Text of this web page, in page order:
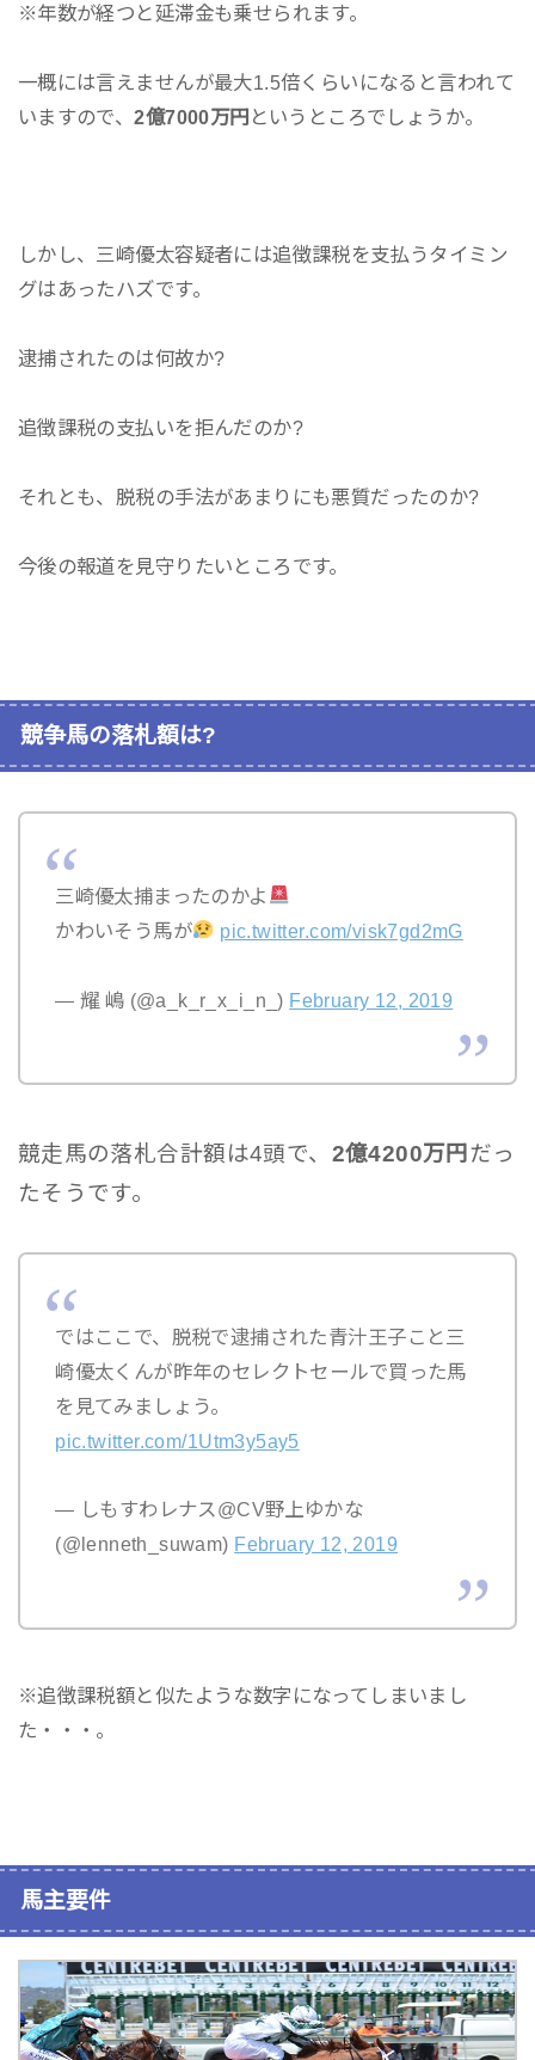
※年数が経つと延滞金も乗せられます。
一概には言えませんが最大1.5倍くらいになると言われて
いますので、2億7000万円 というところでしょうか。
しかし、三崎優太容疑者には追徴課税を支払うタイミン
グはあったハズです。
逮捕されたのは何故か?
追徴課税の支払いを拒んだのか?
それとも、脱税の手法があまりにも悪質だったのか?
今後の報道を見守りたいところです。
競争馬の落札額は?
三崎優太捕まったのかよ
かわいそう馬が
pic.twitter.com/visk7gd2mG
— 耀 嶋 (@a_k_r_x_i_n_) February 12, 2019
競走馬の落札合計額は4頭で、 2億4200万円 だっ
たそうです。
ではここで、脱税で逮捕された青汁王子こと三
崎優太くんが昨年のセレクトセールで買った馬
を見てみましょう。
pic.twitter.com/1Utm3y5ay5
— しもすわレナス@CV野上ゆかな
(@lenneth_suwam) February 12, 2019
※追徴課税額と似たような数字になってしまいまし
た・・・。
馬主要件